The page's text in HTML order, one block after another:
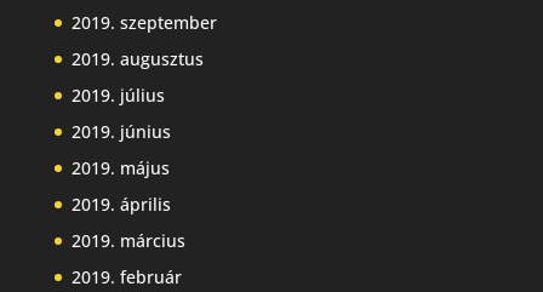
2019. szeptember
2019. augusztus
2019. július
2019. június
2019. május
2019. április
2019. március
2019. február